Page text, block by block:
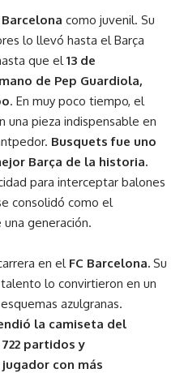
Barcelona como juvenil. Su
lo llevó hasta el Barça
que el13 de
de Pep Guardiola,
. En muy poco tiempo, el
una pieza indispensable en
Busquets fue uno
Barça de la historia.
para interceptar balones
consolidó como el
generación.
en el FC Barcelona. Su
lo convirtieron en un
azulgranas.
la camiseta del
partidos y
con más